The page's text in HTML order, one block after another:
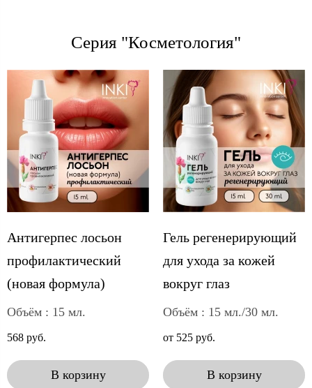
Серия "Косметология"
Антигерпес лосьон
профилактический
(новая формула)
Объём : 15 мл.
568 руб.
В корзину
Гель регенерирующий
для ухода за кожей
вокруг глаз
Объём : 15 мл./30 мл.
от 525 руб.
В корзину